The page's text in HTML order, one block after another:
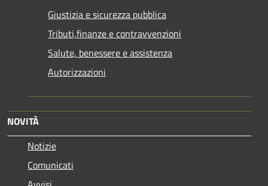
Giustizia e sicurezza pubblica
Tributi,finanze e contravvenzioni
Salute, benessere e assistenza
Autorizzazioni
NOVITÀ
Notizie
Comunicati